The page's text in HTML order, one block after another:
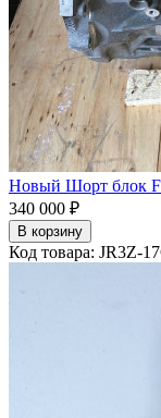
Новый Шорт блок
340 000 ₽
В корзину
Код товара: JR3Z-